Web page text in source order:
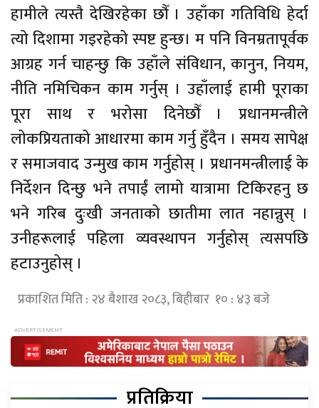
हामीले त्यस्तै देखिरहेका छौँ । उहाँका गतिविधि हेर्दा
त्यो दिशामा गइरहेको स्पष्ट हुन्छ। म पनि विनम्रतापूर्वक
आग्रह गर्न चाहन्छु कि उहाँले संविधान, कानुन, नियम,
नीति नमिचिकन काम गर्नुस् । उहाँलाई हामी पूराका
पूरा साथ र भरोसा दिनेछौँ । प्रधानमन्त्रीले
लोकप्रियताको आधारमा काम गर्नु हुँदैन । समय सापेक्ष
र समाजवाद उन्मुख काम गर्नुहोस् । प्रधानमन्त्रीलाई के
निर्देशन दिन्छु भने तपाईं लामो यात्रामा टिकिरहनु छ
भने गरिब दुःखी जनताको छातीमा लात नहान्नुस् ।
उनीहरूलाई पहिला व्यवस्थापन गर्नुहोस् त्यसपछि
हटाउनुहोस् ।
प्रकाशित मिति : २४ बैशाख २०८३, बिहीबार १० : ४३ बजे
प्रतिक्रिया